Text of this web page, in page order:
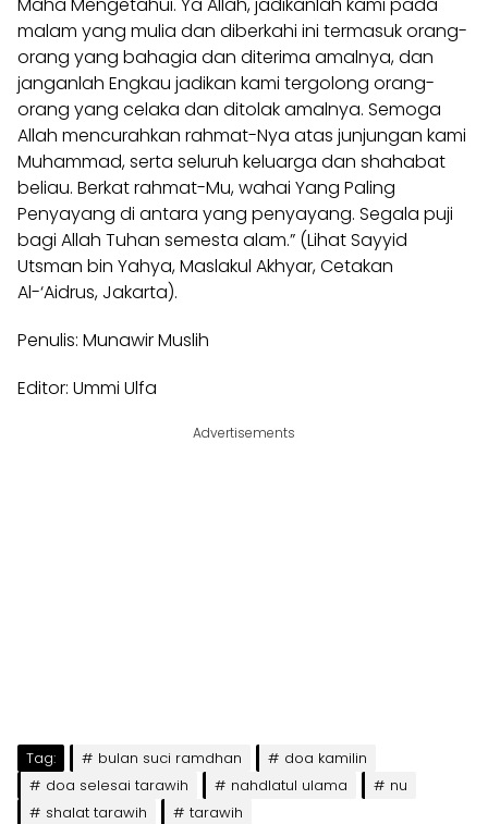
malam yang mulia dan diberkahi ini termasuk orang-
orang yang bahagia dan diterima amalnya, dan
janganlah Engkau jadikan kami tergolong orang-
orang yang celaka dan ditolak amalnya. Semoga
Allah mencurahkan rahmat-Nya atas junjungan kami
Muhammad, serta seluruh keluarga dan shahabat
beliau. Berkat rahmat-Mu, wahai Yang Paling
Penyayang di antara yang penyayang. Segala puji
bagi Allah Tuhan semesta alam.” (Lihat Sayyid
Utsman bin Yahya, Maslakul Akhyar, Cetakan
Al-‘Aidrus, Jakarta).
Penulis: Munawir Muslih
Editor: Ummi Ulfa
Advertisements
Tag: bulan suci ramdhan
doa kamilin
doa selesai tarawih
nahdlatul ulama
nu
shalat tarawih
tarawih